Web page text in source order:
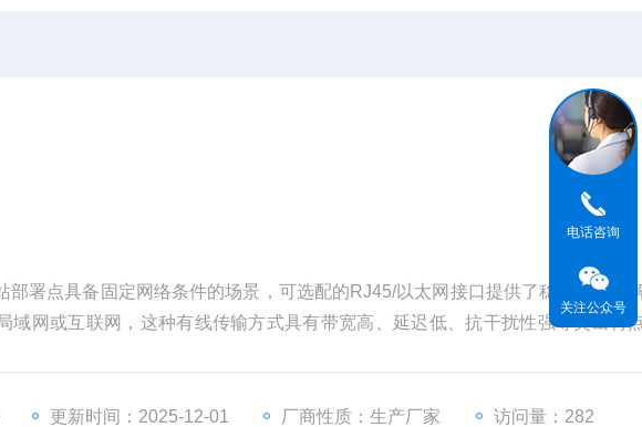
部署点具备固定网络条件的场景，可选配的RJ45/以太网接口提供了稳定的通信
域网或互联网，这种有线传输方式具有带宽高、延迟低、抗干扰性强等突出特
更新时间：2025-12-01 厂商性质：生产厂家 访问量：282
电话咨询
关注公众号